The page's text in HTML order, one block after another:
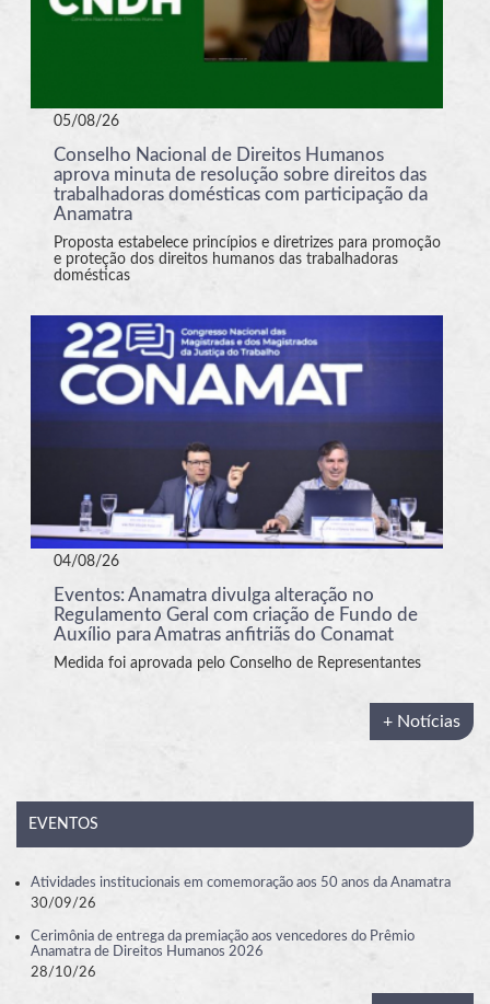
05/08/26
Conselho Nacional de Direitos Humanos
aprova minuta de resolução sobre direitos das
trabalhadoras domésticas com participação da
Anamatra
Proposta estabelece princípios e diretrizes para promoção
e proteção dos direitos humanos das trabalhadoras
domésticas
04/08/26
Eventos: Anamatra divulga alteração no
Regulamento Geral com criação de Fundo de
Auxílio para Amatras anfitriãs do Conamat
Medida foi aprovada pelo Conselho de Representantes
+ Notícias
EVENTOS
Atividades institucionais em comemoração aos 50 anos da Anamatra
30/09/26
Cerimônia de entrega da premiação aos vencedores do Prêmio
Anamatra de Direitos Humanos 2026
28/10/26